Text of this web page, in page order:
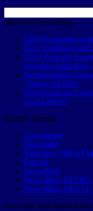
nach:
aktuell im News-Blog
GRG-Kampagne
Der Countdown
NAG-Podcast |
reworked Anthology
German Remix
„Wings of Death“
WestVisions im
am Zwölften!
beliebte Themen
Live-Stream
Mitschnitte
Webradio: THE
Podcast
News-Blog
News-Blog: RETRO
News-Blog: HEUTE
man muss auch mal teilen